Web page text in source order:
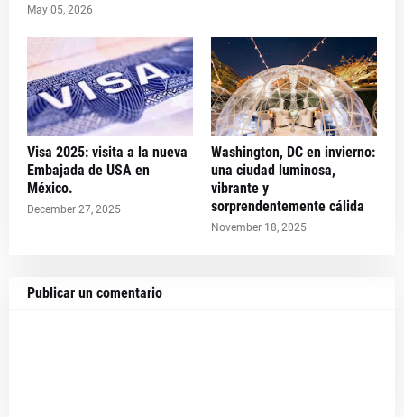
May 05, 2026
Visa 2025: visita a la nueva
Embajada de USA en
México.
December 27, 2025
Washington, DC en invierno:
una ciudad luminosa,
vibrante y
sorprendentemente cálida
November 18, 2025
Publicar un comentario